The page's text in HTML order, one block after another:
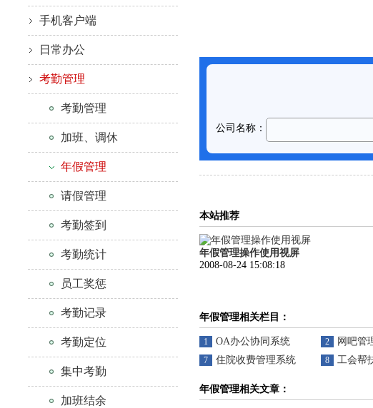
手机客户端
日常办公
考勤管理
考勤管理
加班、调休
年假管理
请假管理
考勤签到
考勤统计
员工奖惩
考勤记录
考勤定位
集中考勤
加班结余
本站推荐
年假管理操作使用视屏
2008-08-24 15:08:18
年假管理相关栏目：
1 OA办公协同系统 2 网吧管
7 住院收费管理系统 8 工会帮
年假管理相关文章：